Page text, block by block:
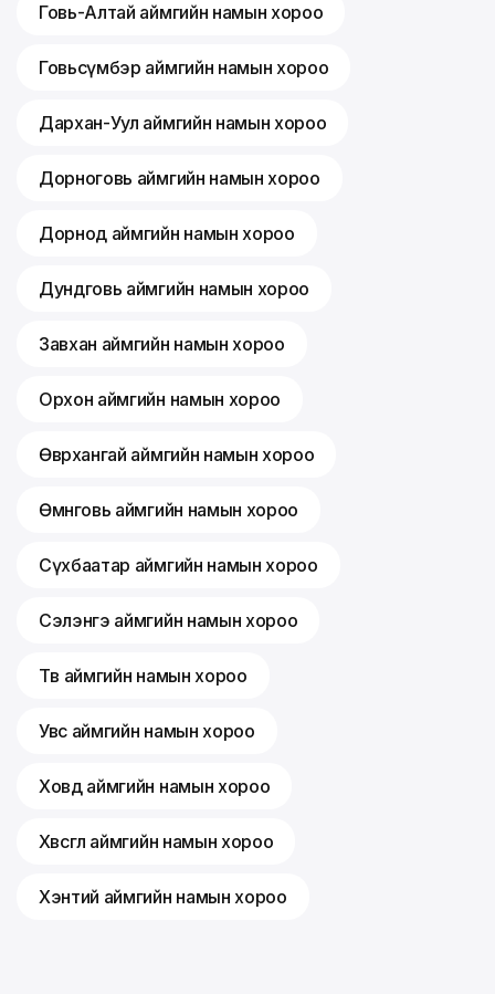
Говь-Алтай аймгийн намын хороо
Говьсүмбэр аймгийн намын хороо
Дархан-Уул аймгийн намын хороо
Дорноговь аймгийн намын хороо
Дорнод аймгийн намын хороо
Дундговь аймгийн намын хороо
Завхан аймгийн намын хороо
Орхон аймгийн намын хороо
Өвөрхангай аймгийн намын хороо
Өмнөговь аймгийн намын хороо
Сүхбаатар аймгийн намын хороо
Сэлэнгэ аймгийн намын хороо
Төв аймгийн намын хороо
Увс аймгийн намын хороо
Ховд аймгийн намын хороо
Хөвсгөл аймгийн намын хороо
Хэнтий аймгийн намын хороо